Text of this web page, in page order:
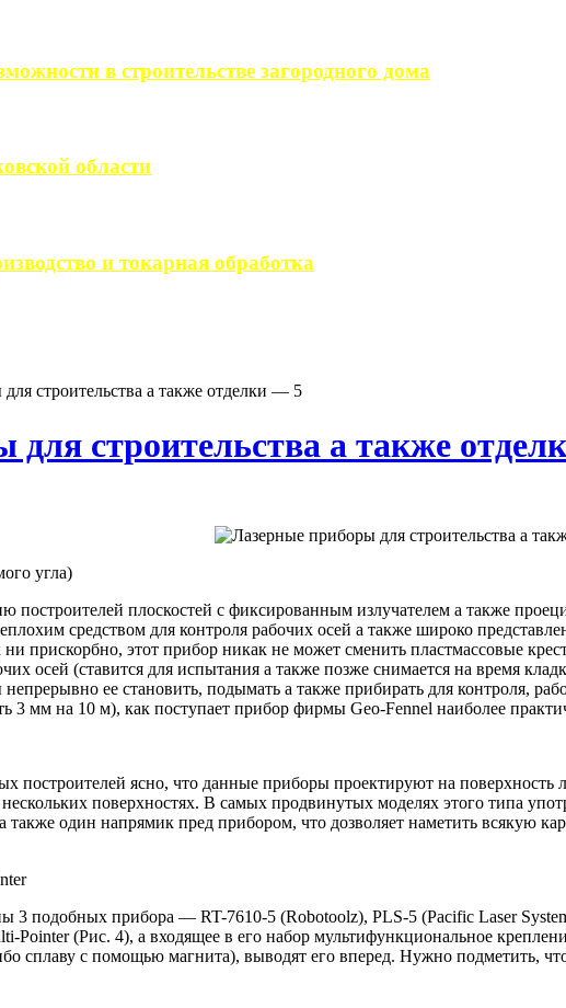
в строительстве загородного дома
области
и токарная обработка
строительства а также отделки — 5
строительства а также
угла)
построителей плоскостей с фиксированным излучателем а также
средством для контроля рабочих осей а также широко
прискорбно, этот прибор никак не может сменить пластмассовые
осей (ставится для испытания а также позже снимается на время
непрерывно ее становить, подымать а также прибирать для контроля,
3 мм на 10 м), как поступает прибор фирмы Geo-Fennel наиболее
построителей ясно, что данные приборы проектируют на
поверхностях. В самых продвинутых моделях этого типа
также один напрямик пред прибором, что дозволяет наметить всякую
3 подобных прибора — RT-7610-5 (Robotoolz), PLS-5 (Pacific Laser
Pointer (Рис. 4), а входящее в его набор мультифункциональное
сплаву с помощью магнита), выводят его вперед. Нужно подметить,